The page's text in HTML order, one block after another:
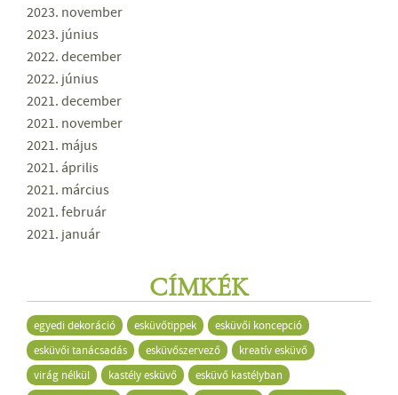
2023. november
2023. június
2022. december
2022. június
2021. december
2021. november
2021. május
2021. április
2021. március
2021. február
2021. január
CÍMKÉK
egyedi dekoráció esküvőtippek
esküvői koncepció
esküvői tanácsadás
esküvőszervező
kreatív esküvő
virág nélkül
kastély esküvő
esküvő kastélyban